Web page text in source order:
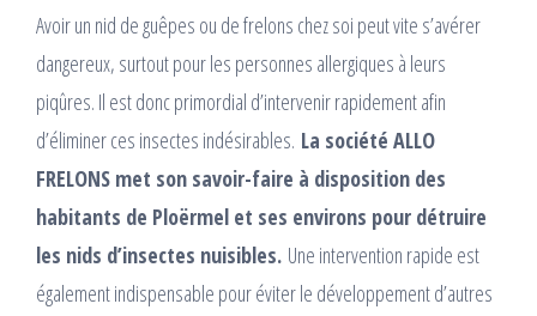
Avoir un nid de guêpes ou de frelons chez soi peut vite s’avérer
dangereux, surtout pour les personnes allergiques à leurs
piqûres. Il est donc primordial d’intervenir rapidement afin
d’éliminer ces insectes indésirables. La société ALLO
FRELONS met son savoir-faire à disposition des
habitants de Ploërmel et ses environs pour détruire
les nids d’insectes nuisibles. Une intervention rapide est
également indispensable pour éviter le développement d’autres